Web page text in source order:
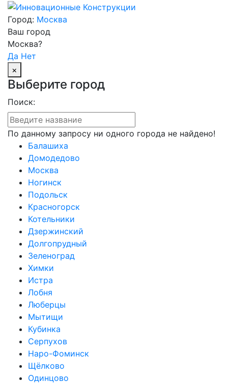
Город: Москва
Ваш город
Москва?
Да Нет
×
Выберите город
Поиск:
По данному запросу ни одного города не найдено!
Балашиха
Домодедово
Москва
Ногинск
Подольск
Красногорск
Котельники
Дзержинский
Долгопрудный
Зеленоград
Химки
Истра
Лобня
Люберцы
Мытищи
Кубинка
Серпухов
Наро-Фоминск
Щёлково
Одинцово